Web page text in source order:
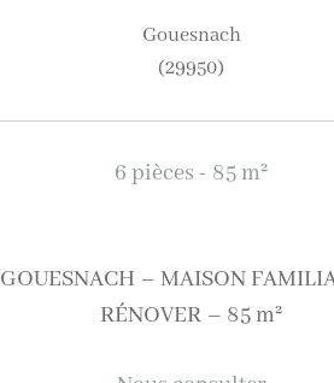
gouesnach
(29950)
6 pièces - 85 m²
GOUESNACH – MAISON
RÉNOVER – 85 m²